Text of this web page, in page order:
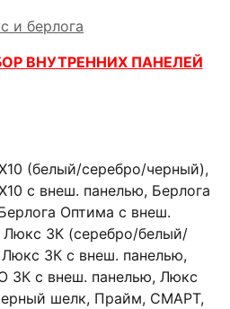
ВНУТРЕННИХ ПАНЕЛЕЙ
(белый/серебро/черный),
с внеш. панелью, Берлога
Оптима с внеш.
Люкс 3К (серебро/белый/
3К с внеш. панелью,
3К с внеш. панелью, Люкс
шелк, Прайм, СМАРТ,